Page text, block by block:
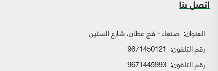
اتصل بنا
العنوان: صنعاء - فج عطان، شارع الستين
رقم التلفون: 9671450121
رقم التلفون: 9671445993